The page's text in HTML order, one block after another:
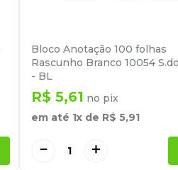
Bloco Anotação 100 folhas
Rascunho Branco 10054
- BL
R$ 5,61 no pix
em até 1x de R$ 5,91
＋
－